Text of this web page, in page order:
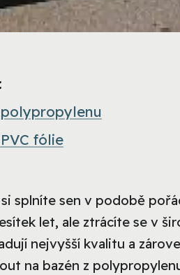
polypropylenu
fólie
splníte sen v podobě
let, ale ztrácíte se v
nejvyšší kvalitu a
na bazén z